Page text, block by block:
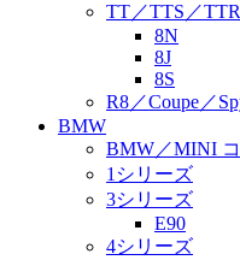
TT／TTS／
8N
8J
8S
R8／Coupe／
BMW
BMW／MINI
1シリーズ
3シリーズ
E90
4シリーズ